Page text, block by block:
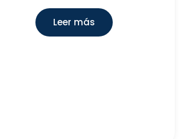
Leer más